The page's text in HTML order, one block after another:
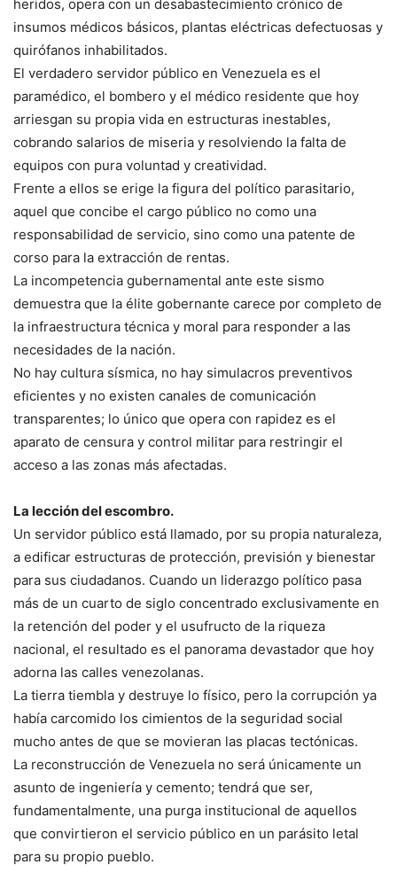
heridos, opera con un desabastecimiento crónico de
insumos médicos básicos, plantas eléctricas defectuosas y
quirófanos inhabilitados.
El verdadero servidor público en Venezuela es el
paramédico, el bombero y el médico residente que hoy
arriesgan su propia vida en estructuras inestables,
cobrando salarios de miseria y resolviendo la falta de
equipos con pura voluntad y creatividad.
Frente a ellos se erige la figura del político parasitario,
aquel que concibe el cargo público no como una
responsabilidad de servicio, sino como una patente de
corso para la extracción de rentas.
La incompetencia gubernamental ante este sismo
demuestra que la élite gobernante carece por completo de
la infraestructura técnica y moral para responder a las
necesidades de la nación.
No hay cultura sísmica, no hay simulacros preventivos
eficientes y no existen canales de comunicación
transparentes; lo único que opera con rapidez es el
aparato de censura y control militar para restringir el
acceso a las zonas más afectadas.
La lección del escombro.
Un servidor público está llamado, por su propia naturaleza,
a edificar estructuras de protección, previsión y bienestar
para sus ciudadanos. Cuando un liderazgo político pasa
más de un cuarto de siglo concentrado exclusivamente en
la retención del poder y el usufructo de la riqueza
nacional, el resultado es el panorama devastador que hoy
adorna las calles venezolanas.
La tierra tiembla y destruye lo físico, pero la corrupción ya
había carcomido los cimientos de la seguridad social
mucho antes de que se movieran las placas tectónicas.
La reconstrucción de Venezuela no será únicamente un
asunto de ingeniería y cemento; tendrá que ser,
fundamentalmente, una purga institucional de aquellos
que convirtieron el servicio público en un parásito letal
para su propio pueblo.